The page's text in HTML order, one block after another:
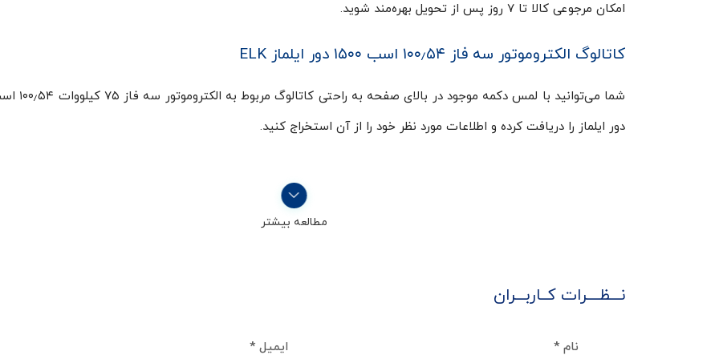
امکان مرجوعی کالا تا ۷ روز پس از تحویل بهره‌مند شوید.
کاتالوگ الکتروموتور سه فاز ۱۰۰٫۵۴ اسب ۱۵۰۰ دور ایلماز ELK
دور ایلماز را دریافت کرده و اطلاعات مورد نظر خود را از آن استخراج کنید.
مطالعه بیشتر
نـــظــــرات کــاربـــران
نام * ایمیل *